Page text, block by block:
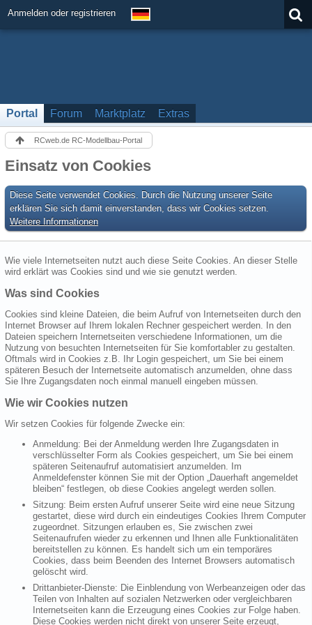
Anmelden oder registrieren
Portal Forum Marktplatz Extras
RCweb.de RC-Modellbau-Portal
Einsatz von Cookies
Diese Seite verwendet Cookies. Durch die Nutzung unserer Seite
erklären Sie sich damit einverstanden, dass wir Cookies setzen.
Weitere Informationen
Wie viele Internetseiten nutzt auch diese Seite Cookies. An dieser Stelle
wird erklärt was Cookies sind und wie sie genutzt werden.
Was sind Cookies
Cookies sind kleine Dateien, die beim Aufruf von Internetseiten durch den
Internet Browser auf Ihrem lokalen Rechner gespeichert werden. In den
Dateien speichern Internetseiten verschiedene Informationen, um die
Nutzung von besuchten Internetseiten für Sie komfortabler zu gestalten.
Oftmals wird in Cookies z.B. Ihr Login gespeichert, um Sie bei einem
späteren Besuch der Internetseite automatisch anzumelden, ohne dass
Sie Ihre Zugangsdaten noch einmal manuell eingeben müssen.
Wie wir Cookies nutzen
Wir setzen Cookies für folgende Zwecke ein:
Anmeldung: Bei der Anmeldung werden Ihre Zugangsdaten in
verschlüsselter Form als Cookies gespeichert, um Sie bei einem
späteren Seitenaufruf automatisiert anzumelden. Im
Anmeldefenster können Sie mit der Option „Dauerhaft angemeldet
bleiben“ festlegen, ob diese Cookies angelegt werden sollen.
Sitzung: Beim ersten Aufruf unserer Seite wird eine neue Sitzung
gestartet, diese wird durch ein eindeutiges Cookies Ihrem Computer
zugeordnet. Sitzungen erlauben es, Sie zwischen zwei
Seitenaufrufen wieder zu erkennen und Ihnen alle Funktionalitäten
bereitstellen zu können. Es handelt sich um ein temporäres
Cookies, dass beim Beenden des Internet Browsers automatisch
gelöscht wird.
Drittanbieter-Dienste: Die Einblendung von Werbeanzeigen oder das
Teilen von Inhalten auf sozialen Netzwerken oder vergleichbaren
Internetseiten kann die Erzeugung eines Cookies zur Folge haben.
Diese Cookies werden nicht direkt von unserer Seite erzeugt,